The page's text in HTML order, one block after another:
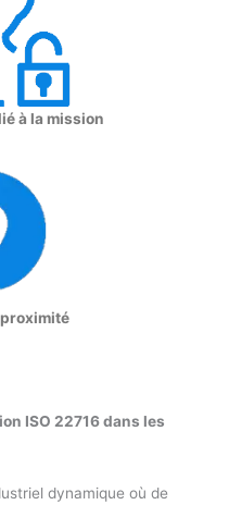
à la mission
ISO 22716 dans les
dynamique où de